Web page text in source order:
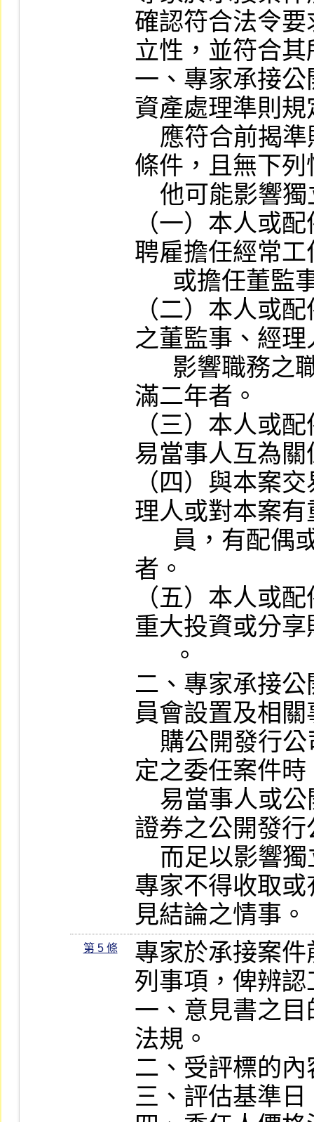
確認符合法令
立性，並符合
一、專家承接
資產處理準則
條件，且無下
（一）本人或
聘雇擔任經常
（二）本人或
之董監事、經
滿二年者。
（三）本人或
易當事人互為關
（四）與本案
理人或對本案
者。
（五）本人或
重大投資或分
二、專家承接
員會設置及相
定之委任案件
證券之公開發
專家不得收取
見結論之情事。
第 5 條
專家於承接案
列事項，俾辨
一、意見書之
法規。
二、受評標的內
三、評估基準日